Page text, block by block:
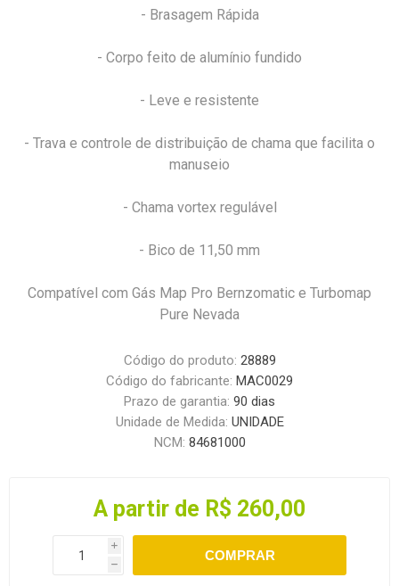
- Brasagem Rápida
- Corpo feito de alumínio fundido
- Leve e resistente
- Trava e controle de distribuição de chama que facilita o
manuseio
- Chama vortex regulável
- Bico de 11,50 mm
Compatível com Gás Map Pro Bernzomatic e Turbomap
Pure Nevada
Código do produto: 28889
Código do fabricante: MAC0029
Prazo de garantia: 90 dias
Unidade de Medida: UNIDADE
NCM: 84681000
A partir de R$ 260,00
i
h
COMPRAR